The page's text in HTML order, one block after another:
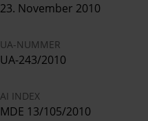
23. November 2010
UA-NUMMER
UA-243/2010
AI INDEX
MDE 13/105/2010